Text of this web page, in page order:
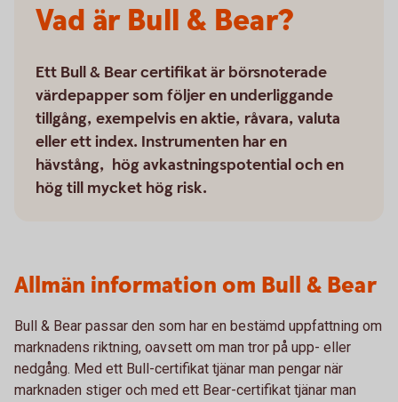
Vad är Bull & Bear?
Ett Bull & Bear certifikat är börsnoterade
värdepapper som följer en underliggande
tillgång, exempelvis en aktie, råvara, valuta
eller ett index. Instrumenten har en
hävstång, hög avkastningspotential och en
hög till mycket hög risk.
Allmän information om Bull & Bear
Bull & Bear passar den som har en bestämd uppfattning om
marknadens riktning, oavsett om man tror på upp- eller
nedgång. Med ett Bull-certifikat tjänar man pengar när
marknaden stiger och med ett Bear-certifikat tjänar man